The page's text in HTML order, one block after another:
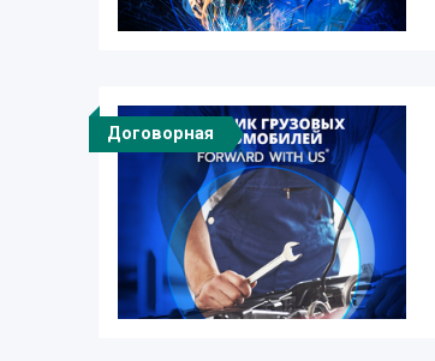
Договорная